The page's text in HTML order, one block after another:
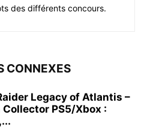
des différents concours.
CONNEXES
Legacy of Atlantis –
Collector PS5/Xbox :